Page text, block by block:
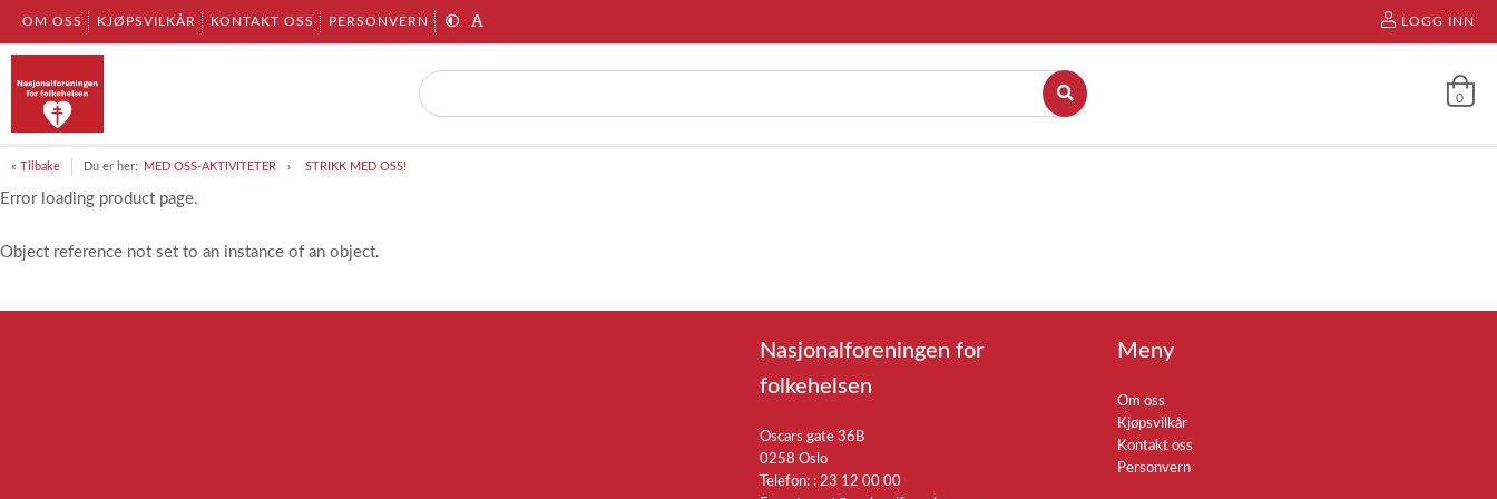
OM OSS KJØPSVILKÅR KONTAKT OSS PERSONVERN LOGG INN
0
« Tilbake Du er her: MED OSS-AKTIVITETER STRIKK MED OSS!
Error loading product page.
Object reference not set to an instance of an object.
Nasjonalforeningen for
folkehelsen
Oscars gate 36B
0258 Oslo
Telefon: : 23 12 00 00
Meny
Om oss
Kjøpsvilkår
Kontakt oss
Personvern